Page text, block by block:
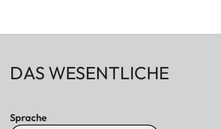
DAS WESENTLICHE
Sprache